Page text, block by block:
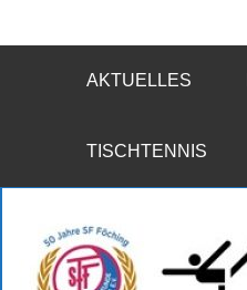
AKTUELLES
TISCHTENNIS